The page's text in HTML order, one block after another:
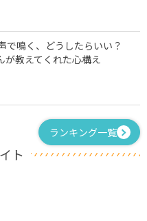
で鳴く、どうしたらいい？
が教えてくれた心構え
ランキング一覧
ト